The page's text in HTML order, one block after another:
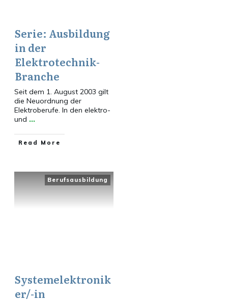
Serie: Ausbildung
in der
Elektrotechnik-
Branche
Seit dem 1. August 2003 gilt
die Neuordnung der
Elektroberufe. In den elektro-
und ...
​Read More
Berufsausbildung
Systemelektronik
er/-in